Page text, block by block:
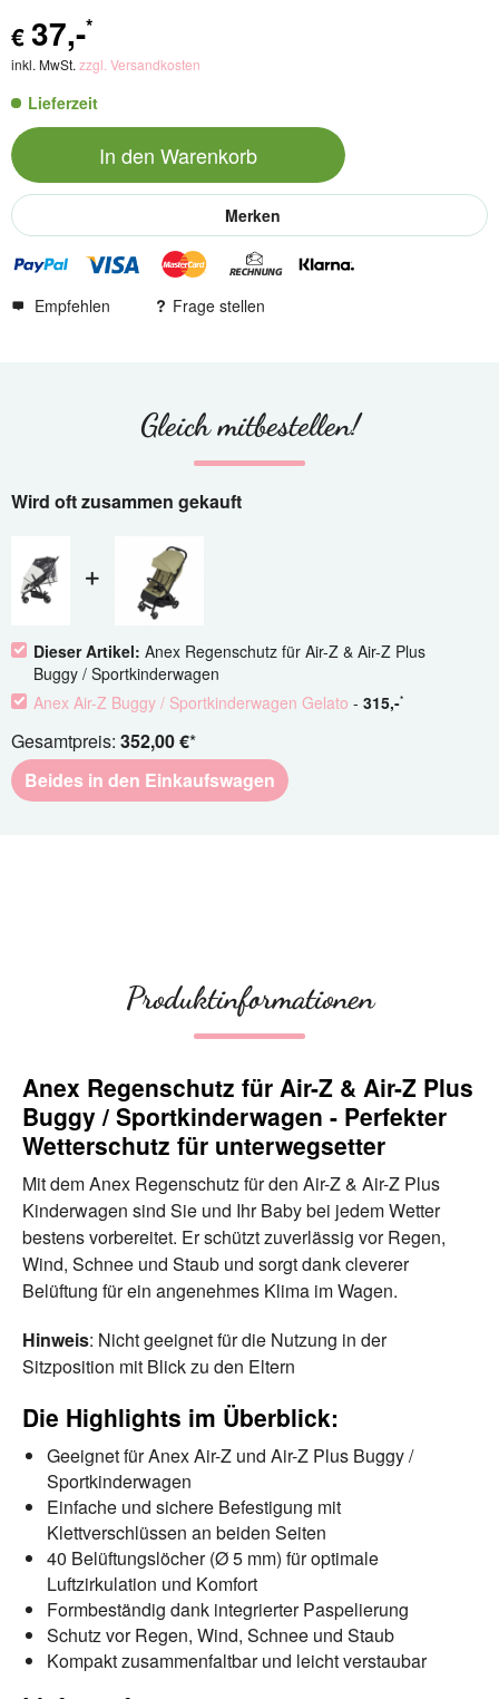
€ 37,-*
inkl. MwSt. zzgl. Versandkosten
Lieferzeit
In den Warenkorb
Merken
Empfehlen Frage stellen
Gleich mitbestellen!
Wird oft zusammen gekauft
Dieser Artikel: Anex Regenschutz für Air-Z & Air-Z Plus
Buggy / Sportkinderwagen
Anex Air-Z Buggy / Sportkinderwagen Gelato - 315,-*
Gesamtpreis: 352,00 €*
Beides in den Einkaufswagen
Produktinformationen
Anex Regenschutz für Air-Z & Air-Z Plus
Buggy / Sportkinderwagen - Perfekter
Wetterschutz für unterwegsetter
Mit dem Anex Regenschutz für den Air-Z & Air-Z Plus
Kinderwagen sind Sie und Ihr Baby bei jedem Wetter
bestens vorbereitet. Er schützt zuverlässig vor Regen,
Wind, Schnee und Staub und sorgt dank cleverer
Belüftung für ein angenehmes Klima im Wagen.
Hinweis: Nicht geeignet für die Nutzung in der
Sitzposition mit Blick zu den Eltern
Die Highlights im Überblick:
Geeignet für Anex Air-Z und Air-Z Plus Buggy /
Sportkinderwagen
Einfache und sichere Befestigung mit
Klettverschlüssen an beiden Seiten
40 Belüftungslöcher (Ø 5 mm) für optimale
Luftzirkulation und Komfort
Formbeständig dank integrierter Paspelierung
Schutz vor Regen, Wind, Schnee und Staub
Kompakt zusammenfaltbar und leicht verstaubar